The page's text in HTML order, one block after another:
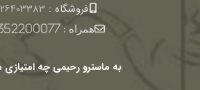
فروشگاه :
همراه :
به ماسترو رحیمی چه